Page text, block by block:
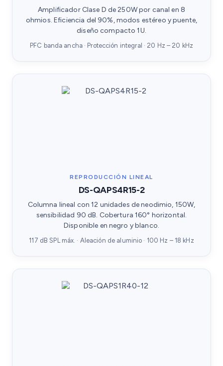
Amplificador Clase D de 250W por canal en 8
ohmios. Eficiencia del 90%, modos estéreo y puente,
diseño compacto 1U.
PFC banda ancha · Protección integral · 20 Hz – 20 kHz
REPRODUCCIÓN LINEAL
DS-QAPS4R15-2
Columna lineal con 12 unidades de neodimio, 150W,
sensibilidad 90 dB. Cobertura 160° horizontal.
Disponible en negro y blanco.
117 dB SPL máx. · Aleación de aluminio · 100 Hz – 18 kHz